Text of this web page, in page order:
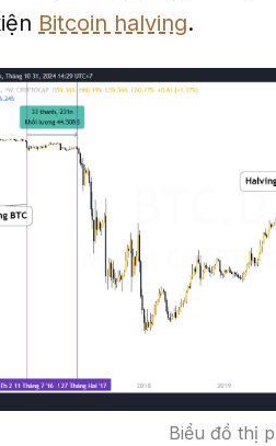
Bitcoin halving.
Biểu đồ thị